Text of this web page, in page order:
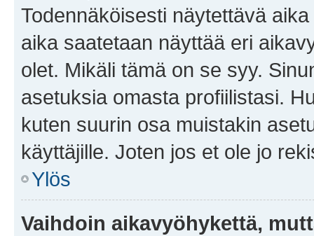
Todennäköisesti näytettävä
aika saatetaan näyttää eri
olet. Mikäli tämä on se syy.
asetuksia omasta profiilistasi.
kuten suurin osa muistakin
käyttäjille. Joten jos et ole jo
Ylös
Vaihdoin aikavyöhykettä,